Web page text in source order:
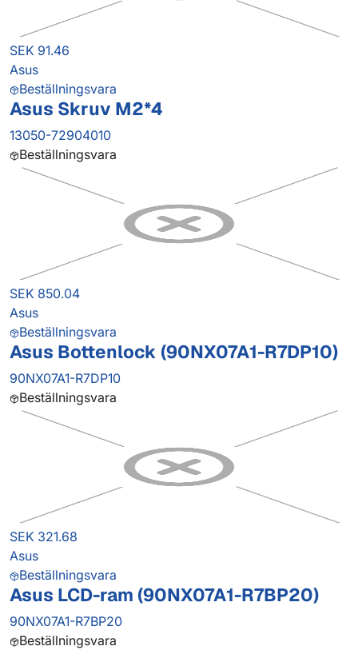
SEK 91.46
Asus
Beställningsvara
Asus Skruv M2*4
13050-72904010
Beställningsvara
SEK 850.04
Asus
Beställningsvara
Asus Bottenlock (90NX07A1-R7DP10)
90NX07A1-R7DP10
Beställningsvara
SEK 321.68
Asus
Beställningsvara
Asus LCD-ram (90NX07A1-R7BP20)
90NX07A1-R7BP20
Beställningsvara